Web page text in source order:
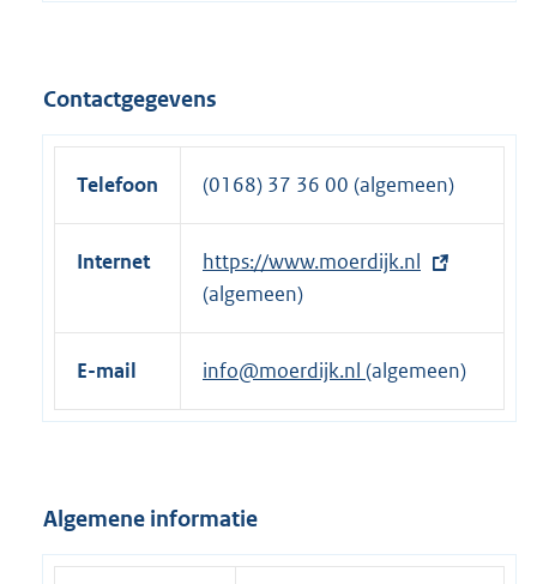
Contactgegevens
Telefoon (0168) 37 36 00 (algemeen)
Internet
E
x
t
e
n
i
n
https://www.moerdijk.nl
(algemeen)
E-mail info@moerdijk.nl (algemeen)
Algemene informatie